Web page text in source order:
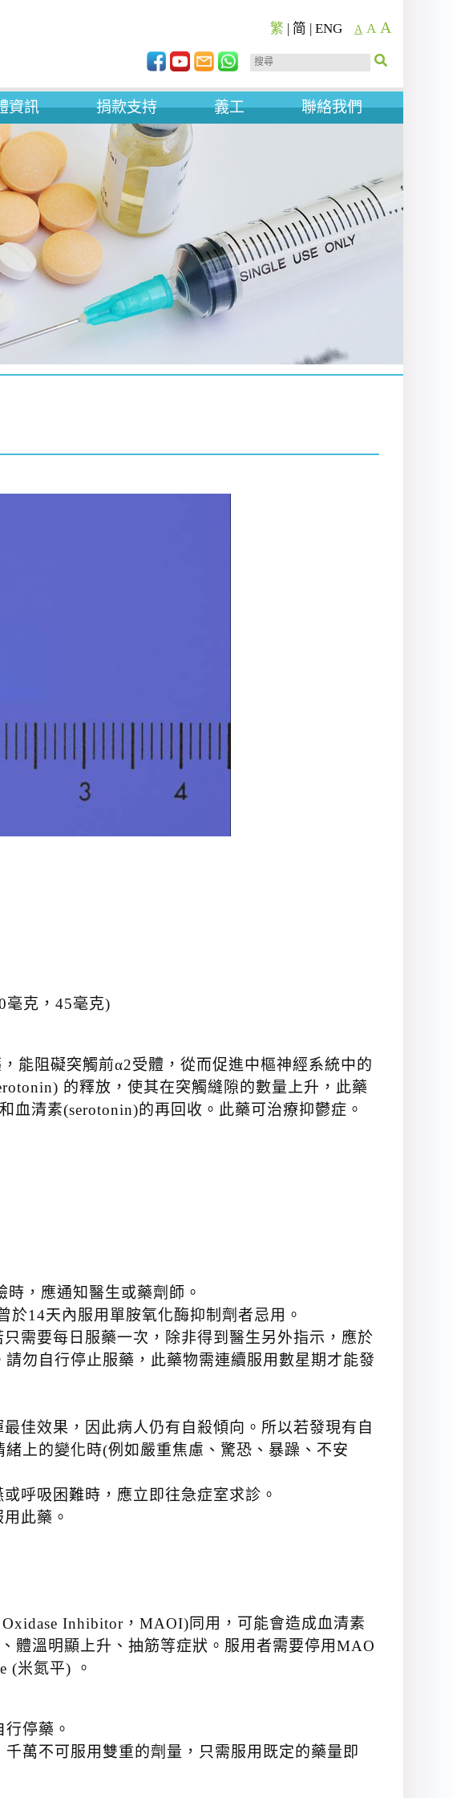
繁 | 简 | ENG A A A
資訊 捐款支持 義工 聯絡我們
毫克，45毫克)
能阻礙突觸前α2受體，從而促進中樞神經系統中的
的釋放，使其在突觸縫隙的數量上升，此藥
血清素(serotonin)的再回收。此藥可治療抑鬱症。
，應通知醫生或藥劑師。
14天內服用單胺氧化酶抑制劑者忌用。
需要每日服藥一次，除非得到醫生另外指示，應於
勿自行停止服藥，此藥物需連續服用數星期才能發
佳效果，因此病人仍有自殺傾向。所以若發現有自
上的變化時(例如嚴重焦慮、驚恐、暴躁、不安
呼吸困難時，應立即往急症室求診。
此藥。
Inhibitor，MAOI)同用，可能會造成血清素
體溫明顯上升、抽筋等症狀。服用者需要停用MAO
(米氮平) 。
停藥。
萬不可服用雙重的劑量，只需服用既定的藥量即